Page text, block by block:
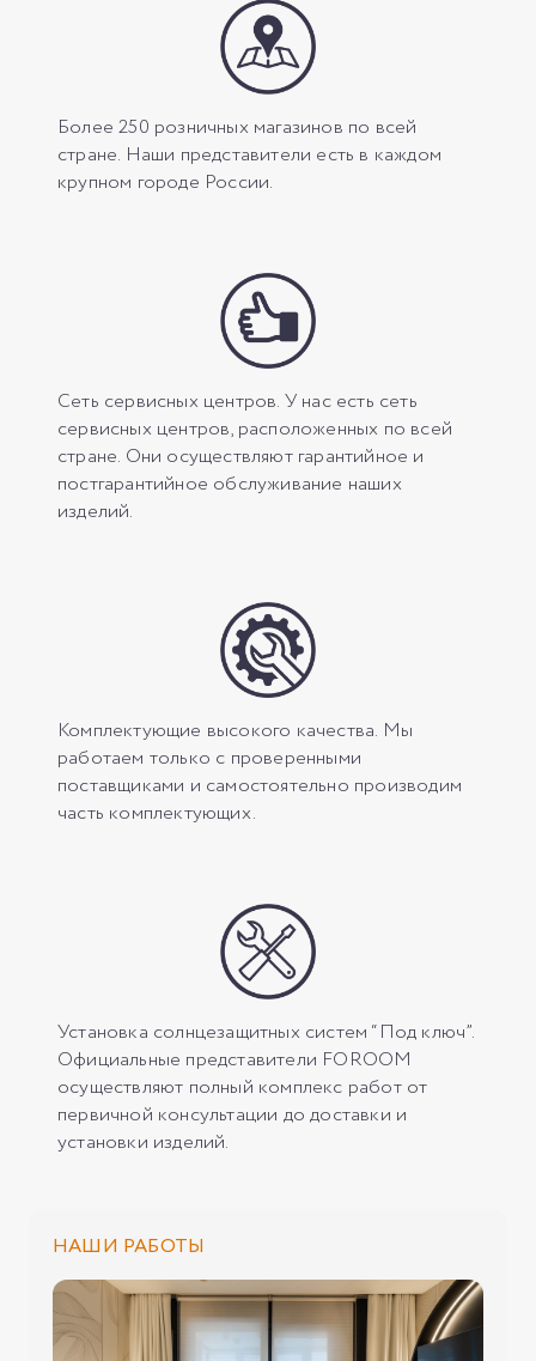
Более 250 розничных магазинов по всей
стране. Наши представители есть в каждом
крупном городе России.
Сеть сервисных центров. У нас есть сеть
сервисных центров, расположенных по всей
стране. Они осуществляют гарантийное и
постгарантийное обслуживание наших
изделий.
Комплектующие высокого качества. Мы
работаем только с проверенными
поставщиками и самостоятельно производим
часть комплектующих.
Установка солнцезащитных систем “Под ключ”.
Официальные представители FOROOM
осуществляют полный комплекс работ от
первичной консультации до доставки и
установки изделий.
НАШИ РАБОТЫ